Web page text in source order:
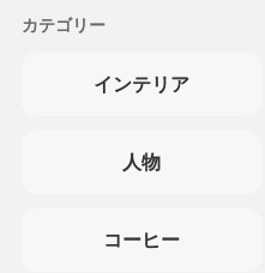
カテゴリー
インテリア
人物
コーヒー